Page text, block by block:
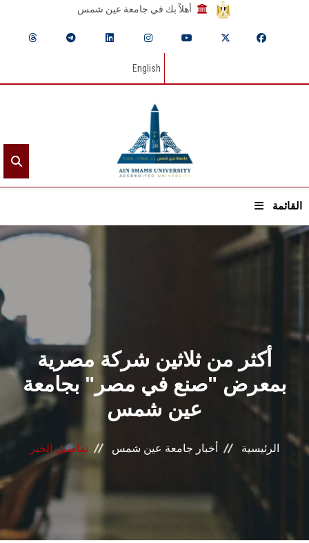
أهلاً بك في جامعة عين شمس
English
القائمة
الرئيسيـة
القطاعـات
الشئون الأكاديمية
البحث العلمي
المراكز والوحدات
الأنظمة الذكية
أكثر من ثلاثين شركة مصرية
بمعرض "صنع في مصر" بجامعة
عين شمس
الرئيسية أخبار جامعة عين شمس تفاصيل الخبر